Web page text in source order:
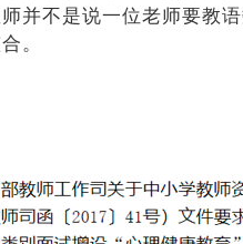
并不是说一位老师要教
。